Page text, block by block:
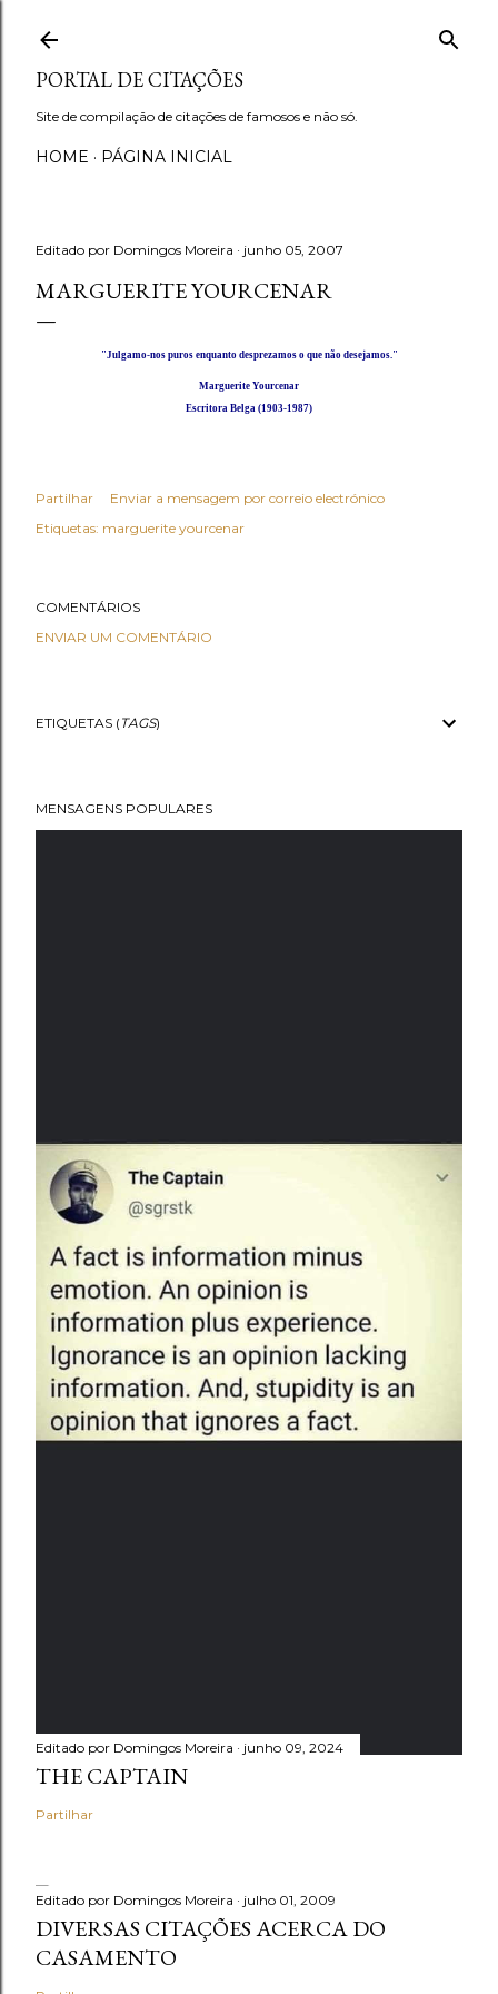
PORTAL DE CITAÇÕES
Site de compilação de citações de famosos e não só.
HOME PÁGINA INICIAL
Editado por Domingos Moreira junho 05, 2007
MARGUERITE YOURCENAR
"Julgamo-nos puros enquanto desprezamos o que não desejamos."
Marguerite Yourcenar
Escritora Belga (1903-1987)
Partilhar
Enviar a mensagem por correio electrónico
Etiquetas: marguerite yourcenar
COMENTÁRIOS
ENVIAR UM COMENTÁRIO
ETIQUETAS ( TAGS)
MENSAGENS POPULARES
Editado por Domingos Moreira junho 09, 2024
THE CAPTAIN
Partilhar
Editado por Domingos Moreira julho 01, 2009
DIVERSAS CITAÇÕES ACERCA DO
CASAMENTO